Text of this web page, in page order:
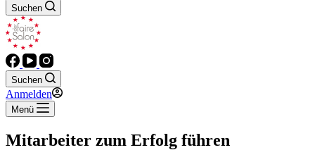
Suchen
Suchen
Anmelden
Menü
Mitarbeiter zum Erfolg führen